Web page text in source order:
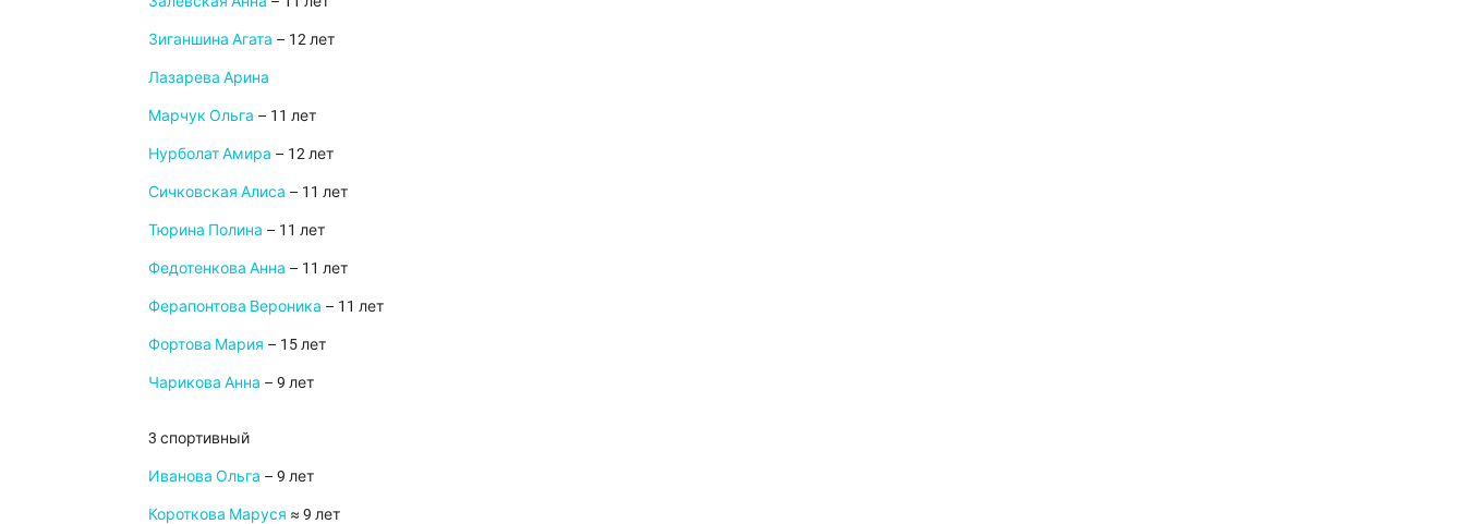
Зиганшина Агата – 12 лет
Лазарева Арина
Марчук Ольга – 11 лет
Нурболат Амира – 12 лет
Сичковская Алиса – 11 лет
Тюрина Полина – 11 лет
Федотенкова Анна – 11 лет
Ферапонтова Вероника – 11 лет
Фортова Мария – 15 лет
Чарикова Анна – 9 лет
3 спортивный
Иванова Ольга – 9 лет
Короткова Маруся ≈ 9 лет